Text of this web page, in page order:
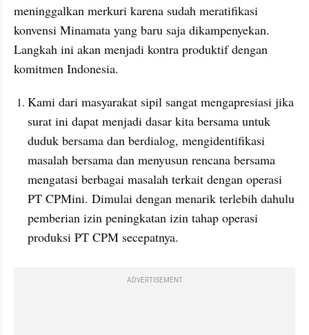
meninggalkan merkuri karena sudah meratifikasi
konvensi Minamata yang baru saja dikampenyekan.
Langkah ini akan menjadi kontra produktif dengan
Kami dari masyarakat sipil sangat mengapresiasi jika
surat ini dapat menjadi dasar kita bersama untuk
duduk bersama dan berdialog, mengidentifikasi
masalah bersama dan menyusun rencana bersama
mengatasi berbagai masalah terkait dengan operasi
PT CPMini. Dimulai dengan menarik terlebih dahulu
pemberian izin peningkatan izin tahap operasi
produksi PT CPM secepatnya.
ADVERTISEMENT